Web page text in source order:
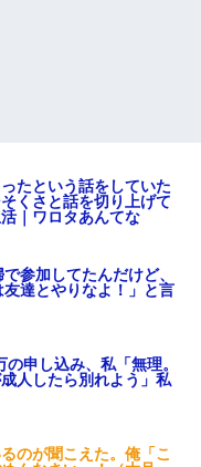
たという話をしていた
くさと話を切り上げて
｜ワロタあんてな
参加してたんだけど、
達とやりなよ！」と言
申し込み、私「無理。
人したら別れよう」私
のが聞こえた。俺「こ